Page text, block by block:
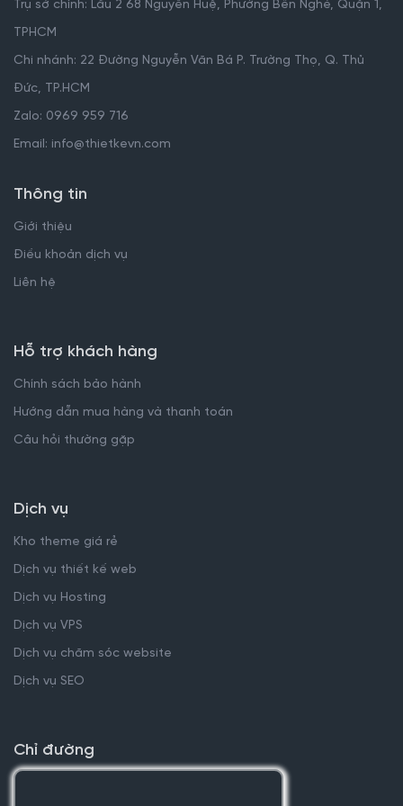
Trụ sở chính: Lầu 2 68 Nguyễn Huệ, Phường Bến Nghé, Quận 1,
TPHCM
Chi nhánh: 22 Đường Nguyễn Văn Bá P. Trường Thọ, Q. Thủ
Đức, TP.HCM
Zalo: 0969 959 716
Email: info@thietkevn.com
Thông tin
Giới thiệu
Điều khoản dịch vụ
Liên hệ
Hỗ trợ khách hàng
Chính sách bảo hành
Hướng dẫn mua hàng và thanh toán
Câu hỏi thường gặp
Dịch vụ
Kho theme giá rẻ
Dịch vụ thiết kế web
Dịch vụ Hosting
Dịch vụ VPS
Dịch vụ chăm sóc website
Dịch vụ SEO
Chỉ đường